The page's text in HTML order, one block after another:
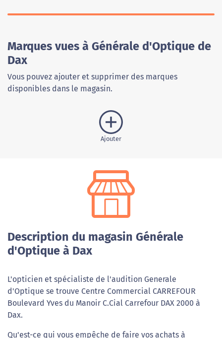
Marques vues à Générale d'Optique de
Dax
Vous pouvez ajouter et supprimer des marques
disponibles dans le magasin.
Ajouter
Description du magasin Générale
d'Optique à Dax
L'opticien et spécialiste de l'audition Generale
d'Optique se trouve Centre Commercial CARREFOUR
Boulevard Yves du Manoir C.Cial Carrefour DAX 2000 à
Dax.
Qu'est-ce qui vous empêche de faire vos achats à